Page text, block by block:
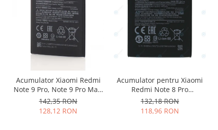
Blackberry
E-BODA
HTC
Iphone
Acumulator Xiaomi Redmi
Note 9 Pro, Note 9 Pro Max,
BN53
142,35 RON
128,12 RON
Acumulator pentru Xiaomi
Redmi Note 8 Pro
M1906G7G BM4J 4000mAh
132,18 RON
118,96 RON